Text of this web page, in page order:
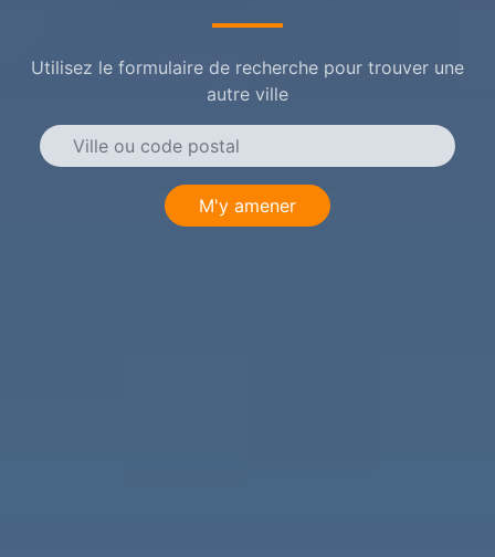
Utilisez le formulaire de recherche pour trouver une
autre ville
M'y amener